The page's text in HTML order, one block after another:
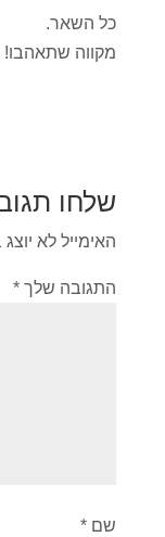
כל השאר.
מקווה שתאהבו!
שלחו
האימייל לא
התגובה שלך *
שם *